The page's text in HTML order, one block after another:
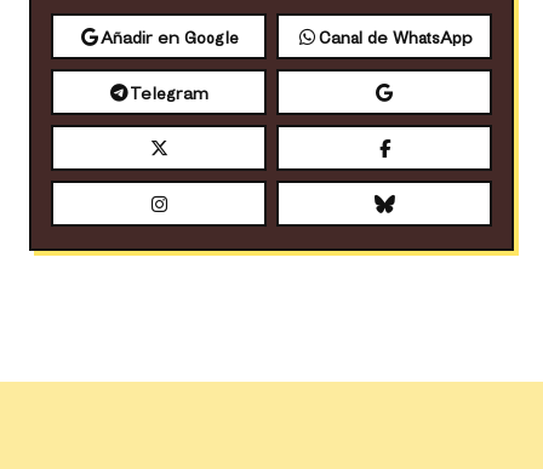
Añadir en Google Canal de WhatsApp
Telegram